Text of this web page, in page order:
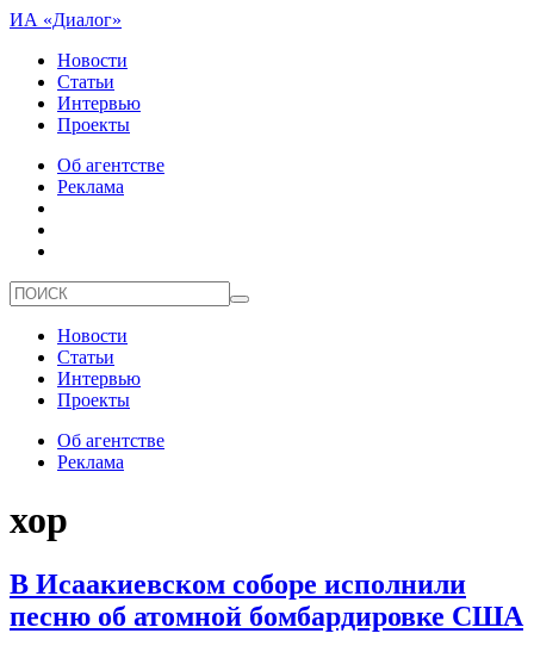
ИА «Диалог»
Новости
Статьи
Интервью
Проекты
Об агентстве
Реклама
Новости
Статьи
Интервью
Проекты
Об агентстве
Реклама
хор
В Исаакиевском соборе исполнили
песню об атомной бомбардировке США